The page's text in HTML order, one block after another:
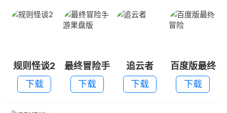
规则怪谈2
下载
最终冒险手
游果盘版
下载
追云者
下载
百度版最终
冒险
下载